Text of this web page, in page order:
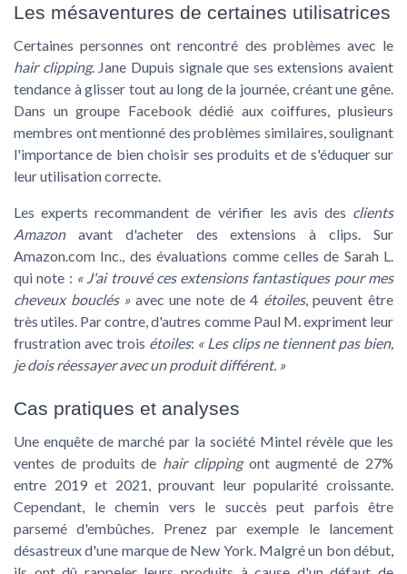
Les mésaventures de certaines utilisatrices
Certaines personnes ont rencontré des problèmes avec le
hair clipping. Jane Dupuis signale que ses extensions avaient
tendance à glisser tout au long de la journée, créant une gêne.
Dans un groupe Facebook dédié aux coiffures, plusieurs
membres ont mentionné des problèmes similaires, soulignant
l'importance de bien choisir ses produits et de s'éduquer sur
leur utilisation correcte.
Les experts recommandent de vérifier les avis des clients
Amazonavant d'acheter des extensions à clips. Sur
Amazon.com Inc., des évaluations comme celles de Sarah L.
qui note : « J'ai trouvé ces extensions fantastiques pour mes
cheveux bouclés »avec une note de 4 étoiles, peuvent être
très utiles. Par contre, d'autres comme Paul M. expriment leur
frustration avec trois étoiles: « Les clips ne tiennent pas bien,
je dois réessayer avec un produit différent. »
Cas pratiques et analyses
Une enquête de marché par la société Mintel révèle que les
ventes de produits de hair clippingont augmenté de 27%
entre 2019 et 2021, prouvant leur popularité croissante.
Cependant, le chemin vers le succès peut parfois être
parsemé d'embûches. Prenez par exemple le lancement
désastreux d'une marque de New York. Malgré un bon début,